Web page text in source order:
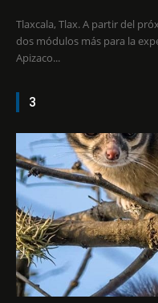
Tlaxcala, Tlax. A partir del
dos módulos más para la
Apizaco...
3